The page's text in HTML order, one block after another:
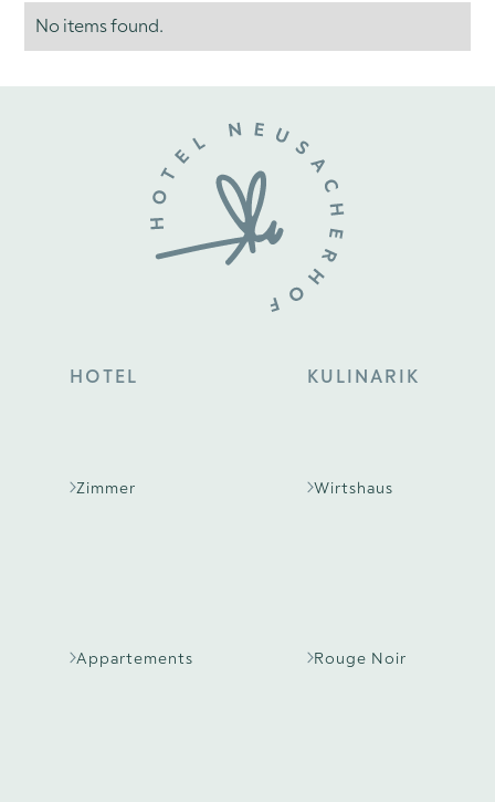
No items found.
HOTEL
Zimmer
Appartements
KULINARIK
Wirtshaus
Rouge Noir